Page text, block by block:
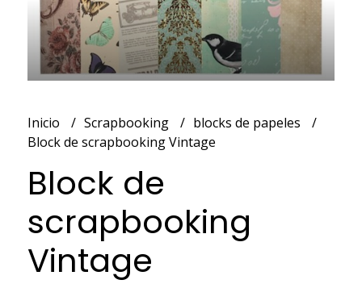
Inicio Scrapbooking
blocks de papeles
Block de scrapbooking Vintage
Block de
scrapbooking
Vintage